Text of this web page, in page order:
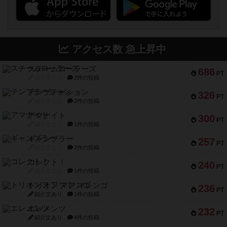
アクセス数 急上昇中
686 PT
スチームローラーズ
2件の投稿
326 PT
テンプテーション
2件の投稿
300 PT
アマナイト
1件の投稿
257 PT
ギャンブラー
2件の投稿
240 PT
コレクト！
1件の投稿
236 PT
トリオンフ ア マレンゴ
紹介文あり 1件の投稿
232 PT
エレメンツ
紹介文あり 4件の投稿